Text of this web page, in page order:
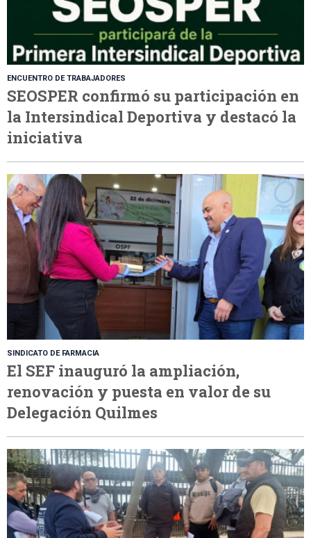
ENCUENTRO DE TRABAJADORES
SEOSPER confirmó su participación en
la Intersindical Deportiva y destacó la
iniciativa
SINDICATO DE FARMACIA
El SEF inauguró la ampliación,
renovación y puesta en valor de su
Delegación Quilmes